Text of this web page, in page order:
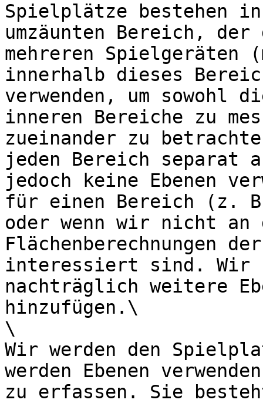
Spielplätze bestehen
umzäunten Bereich,
mehreren Spielgeräten
innerhalb dieses
verwenden, um sowohl
inneren Bereiche zu
zueinander zu
jeden Bereich separat
jedoch keine Ebenen
für einen Bereich (z.
oder wenn wir nicht an
Flächenberechnungen
interessiert sind. Wir
nachträglich weitere
hinzufügen.\
\
Wir werden den
werden Ebenen
zu erfassen. Sie